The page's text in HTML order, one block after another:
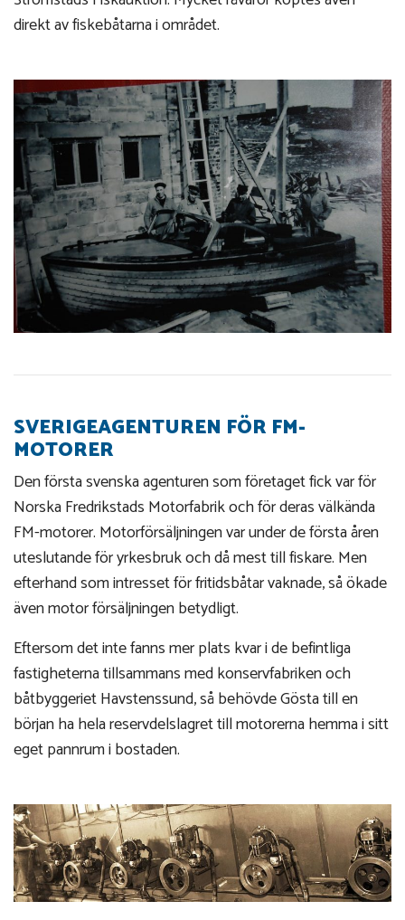
direkt av fiskebåtarna i området.
SVERIGEAGENTUREN FÖR FM-
MOTORER
Den första svenska agenturen som företaget fick var för
Norska Fredrikstads Motorfabrik och för deras välkända
FM-motorer. Motorförsäljningen var under de första åren
uteslutande för yrkesbruk och då mest till fiskare. Men
efterhand som intresset för fritidsbåtar vaknade, så ökade
även motor försäljningen betydligt.
Eftersom det inte fanns mer plats kvar i de befintliga
fastigheterna tillsammans med konservfabriken och
båtbyggeriet Havstenssund, så behövde Gösta till en
början ha hela reservdelslagret till motorerna hemma i sitt
eget pannrum i bostaden.